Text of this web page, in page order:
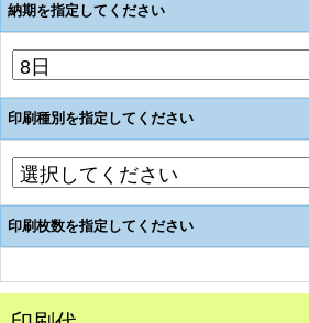
納期を指定してください
印刷種別を指定してください
印刷枚数を指定してください